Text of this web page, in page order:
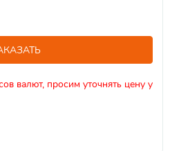
валют, просим уточнять цену у